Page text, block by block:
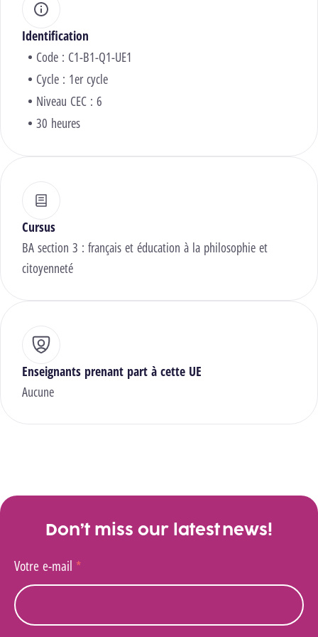
Identification
Code : C1-B1-Q1-UE1
Cycle : 1er cycle
Niveau CEC : 6
30 heures
Cursus
BA section 3 : français et éducation à la philosophie et
citoyenneté
Enseignants prenant part à cette UE
Aucune
Don’t miss our latest news!
Votre e-mail *